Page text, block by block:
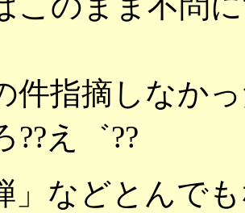
件指摘しなか
??え゛??
」などとんで